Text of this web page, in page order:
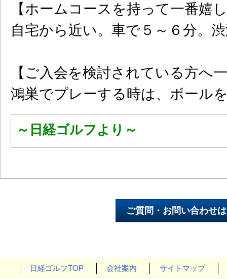
【ホームコースを持って一番嬉
自宅から近い。車で５～６分。
【ご入会を検討されている方へ
鴻巣でプレーする時は、ボール
～日経ゴルフより～
日経ゴルフTOP 会社案内 サイトマップ